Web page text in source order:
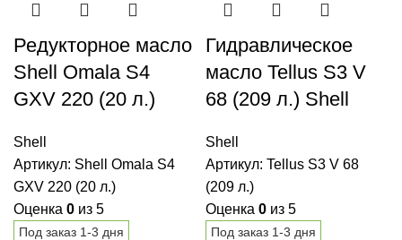
Редукторное масло
Shell Omala S4
GXV 220 (20 л.)
Shell
Артикул: Shell Omala S4
GXV 220 (20 л.)
Оценка 0 из 5
Под заказ 1-3 дня
Гидравлическое
масло Tellus S3 V
68 (209 л.) Shell
Shell
Артикул: Tellus S3 V 68
(209 л.)
Оценка 0 из 5
Под заказ 1-3 дня